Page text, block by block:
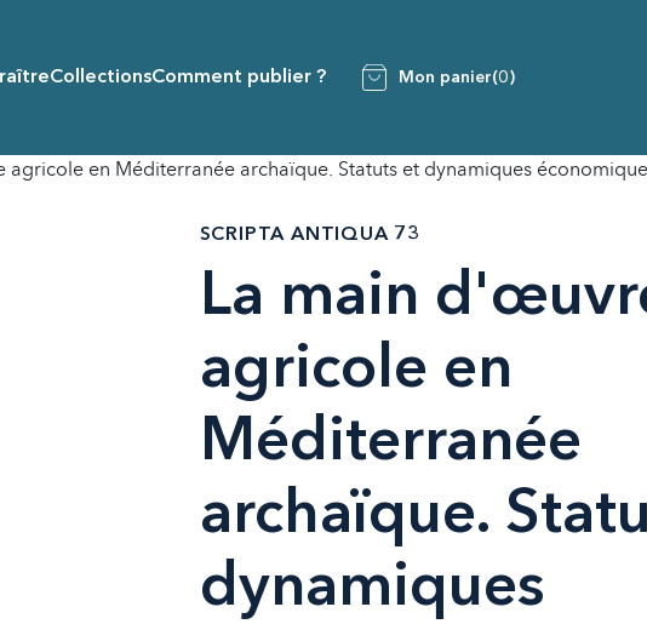
CollectionsComment publier ? Mon panier(0)
en Méditerranée archaïque. Statuts et dynamiques
SCRIPTA ANTIQUA 73
La main
agricole en
Méditerranée
archaïque.
dynamiques